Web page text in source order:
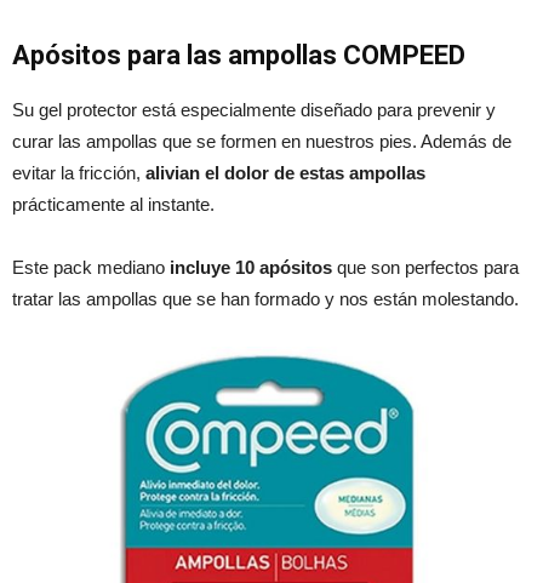
Apósitos para las ampollas COMPEED
Su gel protector está especialmente diseñado para prevenir y
curar las ampollas que se formen en nuestros pies. Además de
evitar la fricción, alivian el dolor de estas ampollas
prácticamente al instante.
Este pack mediano incluye 10 apósitos que son perfectos para
tratar las ampollas que se han formado y nos están molestando.